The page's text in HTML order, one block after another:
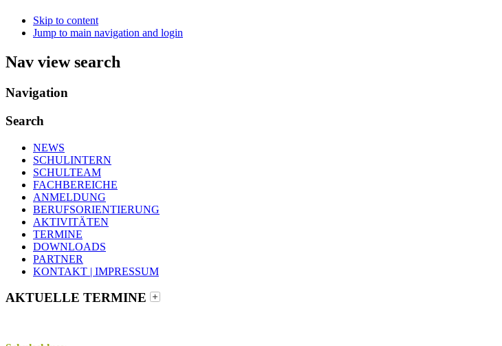
Skip to content
Jump to main navigation and login
Nav view search
Navigation
Search
NEWS
SCHULINTERN
SCHULTEAM
FACHBEREICHE
ANMELDUNG
BERUFSORIENTIERUNG
AKTIVITÄTEN
TERMINE
DOWNLOADS
PARTNER
KONTAKT | IMPRESSUM
AKTUELLE TERMINE